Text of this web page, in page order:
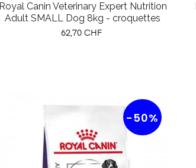
Royal Canin Veterinary Expert Nutrition
Adult SMALL Dog 8kg - croquettes
Prix
62,70 CHF
-50%